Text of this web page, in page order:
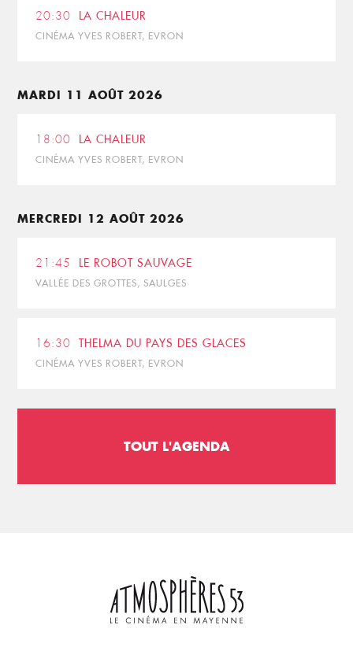
20:30 LA CHALEUR
CINÉMA YVES ROBERT, EVRON
MARDI 11 AOÛT 2026
18:00 LA CHALEUR
CINÉMA YVES ROBERT, EVRON
MERCREDI 12 AOÛT 2026
21:45 LE ROBOT SAUVAGE
VALLÉE DES GROTTES, SAULGES
16:30 THELMA DU PAYS DES GLACES
CINÉMA YVES ROBERT, EVRON
TOUT L'AGENDA